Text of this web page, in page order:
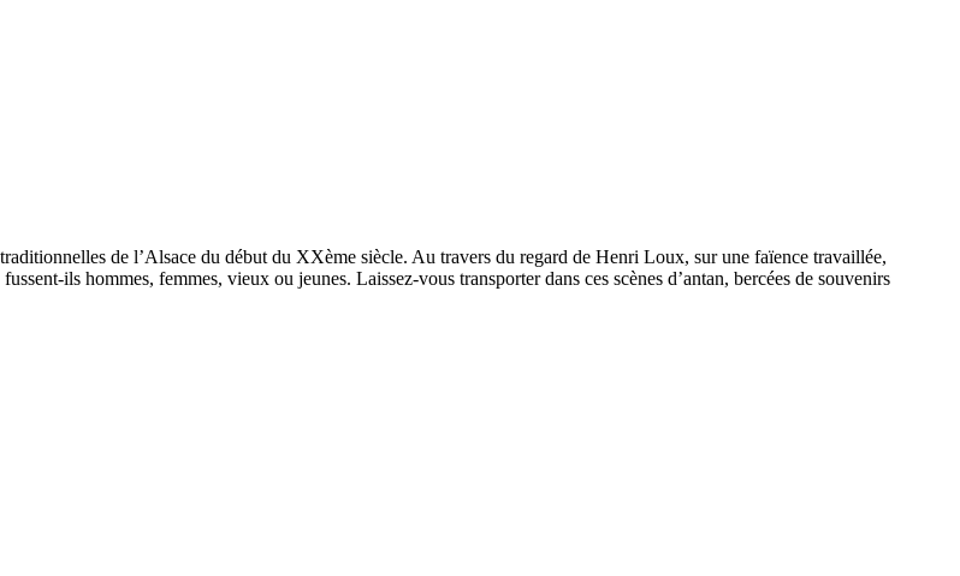
de l’Alsace du début du XXème siècle. Au travers du regard de Henri Loux, sur une faïence travaillée,
ils hommes, femmes, vieux ou jeunes. Laissez-vous transporter dans ces scènes d’antan, bercées de souvenirs